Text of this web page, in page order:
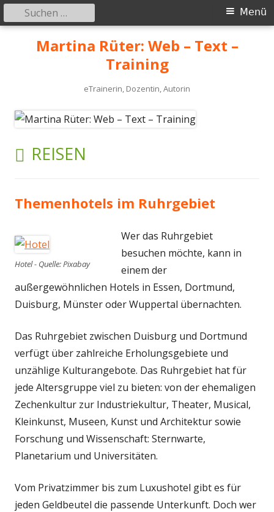
Martina Rüter: Web – Text –
Training
eTrainerin, Dozentin, Autorin
Primäres
Menü
Menü
Suchen
nach:
SCHLAGWORT:
REISEN
Themenhotels im Ruhrgebiet
Hotel - Quelle: Pixabay
Wer das Ruhrgebiet
besuchen möchte, kann in
einem der
außergewöhnlichen Hotels in Essen, Dortmund,
Duisburg, Münster oder Wuppertal übernachten.
Das Ruhrgebiet zwischen Duisburg und Dortmund
verfügt über zahlreiche Erholungsgebiete und
unzählige Kulturangebote. Das Ruhrgebiet hat für
jede Altersgruppe viel zu bieten: von der ehemaligen
Zechenkultur zur Industriekultur, Theater, Musical,
Kleinkunst, Museen, Kunst und Architektur sowie
Forschung und Wissenschaft: Sternwarte,
Planetarium und Universitäten.
Vom Privatzimmer bis zum Luxushotel gibt es für
jeden Geldbeutel die passende Unterkunft. Doch wer